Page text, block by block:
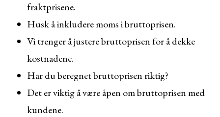
fraktprisene.
Husk å inkludere moms i bruttoprisen.
Vi trenger å justere bruttoprisen for å dekke
kostnadene.
Har du beregnet bruttoprisen riktig?
Det er viktig å være åpen om bruttoprisen med
kundene.